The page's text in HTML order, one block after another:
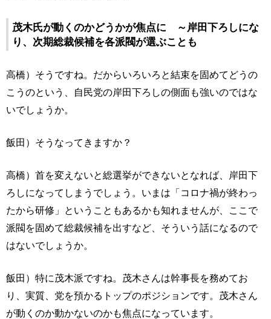
茂木氏が動くのかどうかが焦点に ～岸田下ろしにな
り、次期総裁候補を各派閥が選ぶことも
高橋）そうですね。だからいろいろと結束を固めてどうの
こうのという、自民党の岸田下ろしの側面も強いのではな
いでしょうか。
飯田）そうなってきますか？
高橋）首を変えないと総選挙ができないとなれば、岸田下
ろしになってしまうでしょう。いまは「コロナ禍が終わっ
たから研修」ということもあるかも知れませんが、ここで
派閥を固めて総裁候補を出すなど、そういう話になるので
はないでしょうか。
飯田）特に茂木派ですね。茂木さんは幹事長を務めてお
り、実質、党を預かるトップのポジションです。茂木さん
が動くのか動かないのかも焦点になっています。